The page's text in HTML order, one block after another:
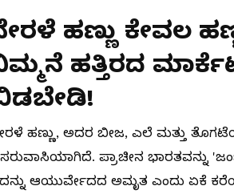
ಹಣ್ಣು ಕೇವಲ
ಹತ್ತಿರದ
ಹಣ್ಣು, ಅದರ ಬೀಜ, ಎಲೆ ಮತ್ತು
ಪ್ರಾಚೀನ ಭಾರತವನ್ನು
ಆಯುರ್ವೇದದ ಅಮೃತ ಎಂದು ಏಕೆ